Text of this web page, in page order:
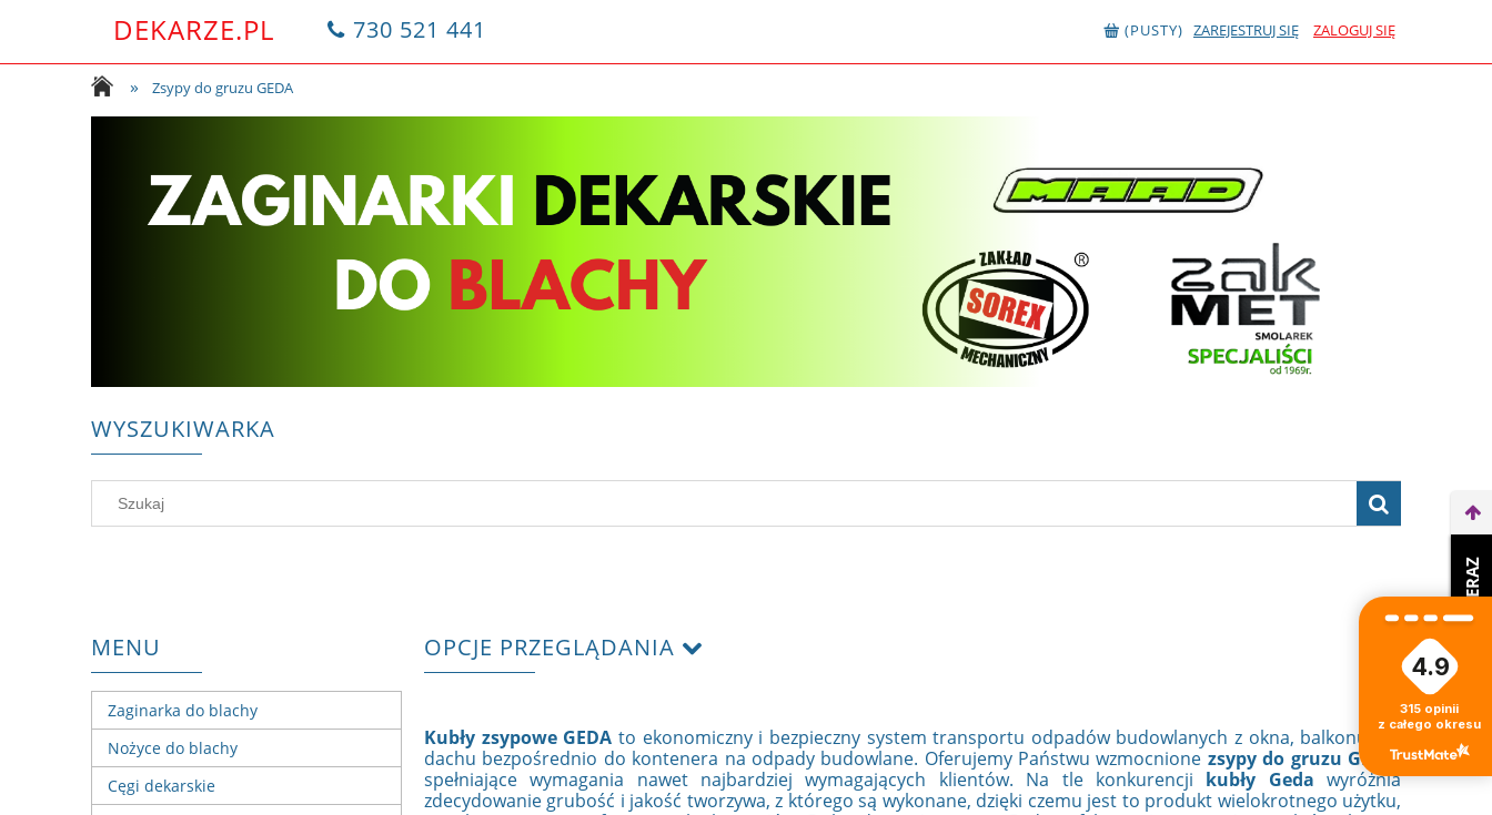
DEKARZE.PL 730 521 441 (PUSTY) ZAREJESTRUJ SIĘ ZALOGUJ SIĘ
» Zsypy do gruzu GEDA
WYSZUKIWARKA
MENU
Zaginarka do blachy
Nożyce do blachy
Cęgi dekarskie
OPCJE PRZEGLĄDANIA
Kubły zsypowe GEDA to ekonomiczny i bezpieczny system transportu odpadów budowlanych z okna, balkonu lub
dachu bezpośrednio do kontenera na odpady budowlane. Oferujemy Państwu wzmocnione zsypy do gruzu GEDA,
spełniające wymagania nawet najbardziej wymagających klientów. Na tle konkurencji kubły Geda wyróżnia
zdecydowanie grubość i jakość tworzywa, z którego są wykonane, dzięki czemu jest to produkt wielokrotnego użytku,
WEŹ LEASING TERAZ
4.9
315 opinii
z całego okresu